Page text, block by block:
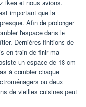
ikea et nous avions.
important que la
Afin de prolonger
l'espace dans le
Dernières finitions de
en train de finir ma
un espace de 18 cm
à combler chaque
ou deux
de vieilles cuisines peut